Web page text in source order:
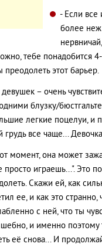
- Если все
более
тебе понадобится
преодолеть этот барьер.
– очень
блузку/
легкие поцелуи, и
грудь все чаще...
момент, она может
просто играешь...". Это
Скажи ей, как
ее, и как это
с ней, что ты
и именно поэтому
её снова... И